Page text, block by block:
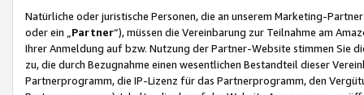
Natürliche oder juristische Personen, die an unserem Marketing-
oder ein „Partner“), müssen die Vereinbarung zur Teilnahme am
Ihrer Anmeldung auf bzw. Nutzung der Partner-Website stimmen Sie
zu, die durch Bezugnahme einen wesentlichen Bestandteil dieser
Partnerprogramm, die IP-Lizenz für das Partnerprogramm, den